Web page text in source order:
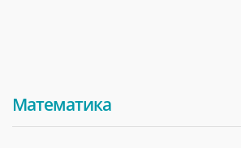
Математика